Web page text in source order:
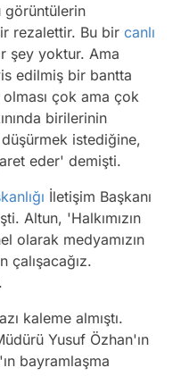
görüntülerin
rezalettir. Bu bir canlı
şey yoktur. Ama
edilmiş bir bantta
çok ama çok
birilerinin
düşürmek istediğine,
eder' demişti.
İletişim Başkanı
Altun, 'Halkımızın
olarak medyamızın
çalışacağız.
kaleme almıştı.
Yusuf Özhan'ın
bayramlaşma